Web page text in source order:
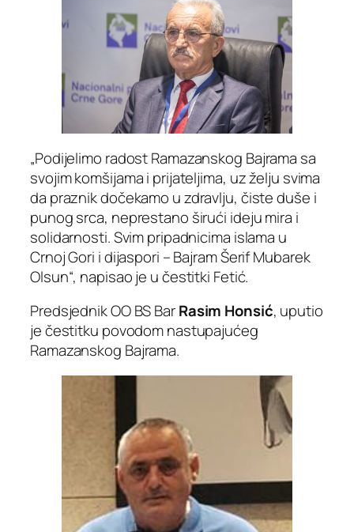
„Podijelimo radost Ramazanskog Bajrama sa
svojim komšijama i prijateljima, uz želju svima
da praznik dočekamo u zdravlju, čiste duše i
punog srca, neprestano širući ideju mira i
solidarnosti. Svim pripadnicima islama u
Crnoj Gori i dijaspori – Bajram Šerif Mubarek
Olsun“, napisao je u čestitki Fetić.
Predsjednik OO BS BarRasim Honsić, uputio
je čestitku povodom nastupajućeg
Ramazanskog Bajrama.